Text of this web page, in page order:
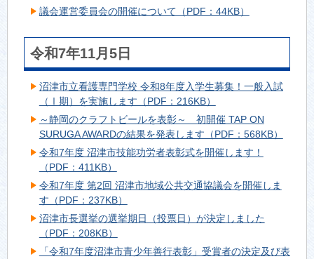
議会運営委員会の開催について（PDF：44KB）
令和7年11月5日
沼津市立看護専門学校 令和8年度入学生募集！一般入試
（Ⅰ期）を実施します（PDF：216KB）
～静岡のクラフトビールを表彰～ 初開催 TAP ON
SURUGA AWARDの結果を発表します（PDF：568KB）
令和7年度 沼津市技能功労者表彰式を開催します！
（PDF：411KB）
令和7年度 第2回 沼津市地域公共交通協議会を開催しま
す（PDF：237KB）
沼津市長選挙の選挙期日（投票日）が決定しました
（PDF：208KB）
「令和7年度沼津市青少年善行表彰」受賞者の決定及び表